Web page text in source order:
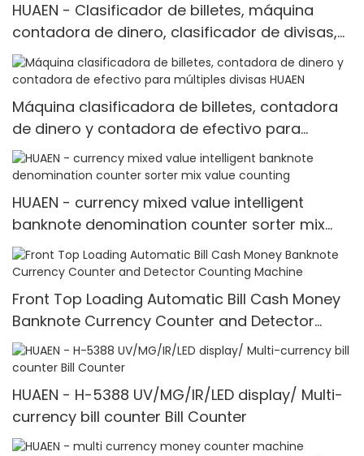
HUAEN - Clasificador de billetes, máquina
contadora de dinero, clasificador de divisas,
detector de dinero. Valor en INR
Máquina clasificadora de billetes, contadora
de dinero y contadora de efectivo para
múltiples divisas HUAEN
HUAEN - currency mixed value intelligent
banknote denomination counter sorter mix
value counting
Front Top Loading Automatic Bill Cash Money
Banknote Currency Counter and Detector
Counting Machine
HUAEN - H-5388 UV/MG/IR/LED display/ Multi-
currency bill counter Bill Counter